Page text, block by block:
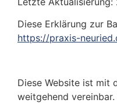
Diese Erklärung zur
https://praxis-
Diese Website ist mit
weitgehend